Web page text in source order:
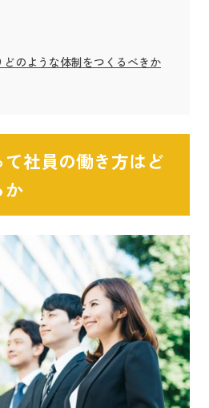
のような体制をつくるべきか
社員の働き方はど
か